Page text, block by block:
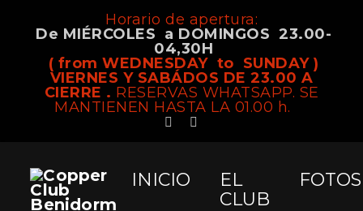
Horario de apertura:
De MIÉRCOLES a DOMINGOS 23.00-
04,30H
( from WEDNESDAY to SUNDAY )
VIERNES Y SABÁDOS DE 23.00 A
CIERRE . RESERVAS WHATSAPP. SE
MANTIENEN HASTA LA 01.00 h.
INICIO
EL
CLUB
FOTOS